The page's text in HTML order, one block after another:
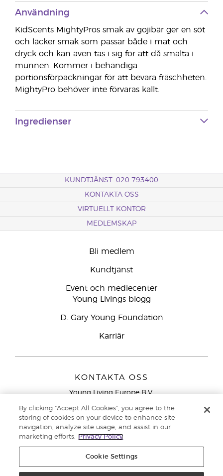
Användning
KidScents MightyPros smak av gojibär ger en söt
och läcker smak som passar både i mat och
dryck och kan även tas i sig för att då smälta i
munnen. Kommer i behändiga
portionsförpackningar för att bevara fräschheten.
MightyPro behöver inte förvaras kallt.
Ingredienser
KUNDTJÄNST: 020 793400
KONTAKTA OSS
VIRTUELLT KONTOR
MEDLEMSKAP
Bli medlem
Kundtjänst
Event och mediecenter
Young Livings blogg
D. Gary Young Foundation
Karriär
KONTAKTA OSS
Young Living Europe B.V.
9727 AJ Groningen
Nederländerna
Kundtjänst – Avgiftsfritt lokalsamtal (ej från
mobiltelefon):020 793400
By clicking “Accept All Cookies”, you agree to the
storing of cookies on your device to enhance site
navigation, analyze site usage, and assist in our
marketing efforts.
Privacy Policy
Cookie Settings